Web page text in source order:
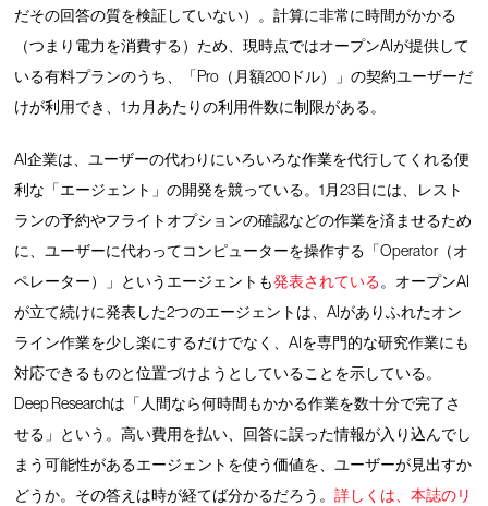
だその回答の質を検証していない）。計算に非常に時間がかかる
（つまり電力を消費する）ため、現時点ではオープンAIが提供して
いる有料プランのうち、「Pro（月額200ドル）」の契約ユーザーだ
けが利用でき、1カ月あたりの利用件数に制限がある。
AI企業は、ユーザーの代わりにいろいろな作業を代行してくれる便
利な「エージェント」の開発を競っている。1月23日には、レスト
ランの予約やフライトオプションの確認などの作業を済ませるため
に、ユーザーに代わってコンピューターを操作する「Operator（オ
ペレーター）」というエージェントも発表されている。オープンAI
が立て続けに発表した2つのエージェントは、AIがありふれたオン
ライン作業を少し楽にするだけでなく、AIを専門的な研究作業にも
対応できるものと位置づけようとしていることを示している。
Deep Researchは「人間なら何時間もかかる作業を数十分で完了さ
せる」という。高い費用を払い、回答に誤った情報が入り込んでし
まう可能性があるエージェントを使う価値を、ユーザーが見出すか
どうか。その答えは時が経てば分かるだろう。詳しくは、本誌のリ